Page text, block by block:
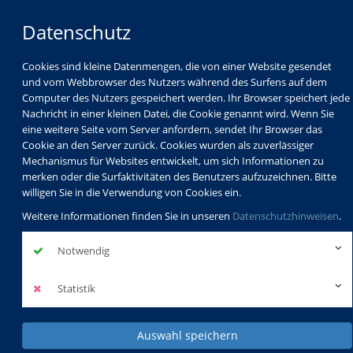
Datenschutz
Cookies sind kleine Datenmengen, die von einer Website gesendet
und vom Webbrowser des Nutzers während des Surfens auf dem
Computer des Nutzers gespeichert werden. Ihr Browser speichert jede
Nachricht in einer kleinen Datei, die Cookie genannt wird. Wenn Sie
eine weitere Seite vom Server anfordern, sendet Ihr Browser das
Cookie an den Server zurück. Cookies wurden als zuverlässiger
Mechanismus für Websites entwickelt, um sich Informationen zu
merken oder die Surfaktivitäten des Benutzers aufzuzeichnen. Bitte
willigen Sie in die Verwendung von Cookies ein.
Weitere Informationen finden Sie in unseren Datenschutzhinweisen.
Notwendig
Statistik
Auswahl speichern